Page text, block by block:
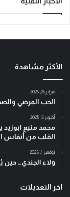
الأكثر مشاهدة
فبراير 26, 2026
الحب المرضي
أكتوبر 5, 2025
محمد منيع
القلب من أنفاس
نوفمبر 1, 2025
ولاء الجندي…
اخر التعديلات